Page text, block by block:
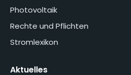
Photovoltaik
Rechte und Pflichten
Stromlexikon
Aktuelles